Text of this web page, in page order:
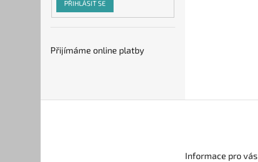
PŘIHLÁSIT SE
Přijímáme online platby
Informace pro vás